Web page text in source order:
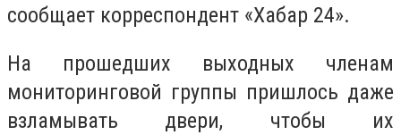
сообщает корреспондент «Хабар 24».
На прошедших выходных членам
мониторинговой группы пришлось даже
взламывать двери, чтобы их